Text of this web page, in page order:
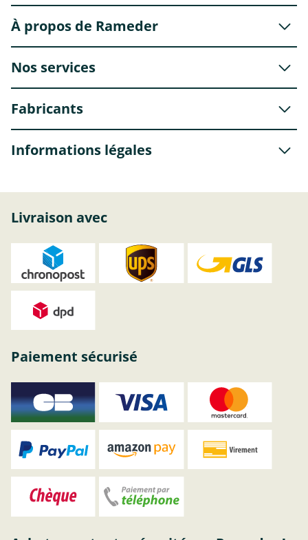
À propos de Rameder
Nos services
Fabricants
Informations légales
Livraison avec
Paiement sécurisé